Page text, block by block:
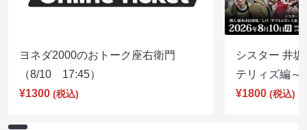
ヨネダ2000のおトーク座右衛門
（8/10 17:45）
¥1300 (税込)
シスター 井
テリィズ編
¥1800 (税込)